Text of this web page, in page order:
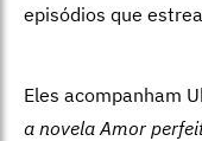
episódios que
Eles acompanham
a novela Amor